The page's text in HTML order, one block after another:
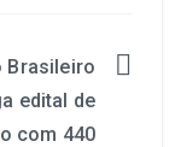
Brasileiro
edital de
com 440